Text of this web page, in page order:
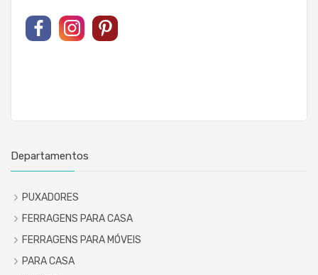
Departamentos
PUXADORES
FERRAGENS PARA CASA
FERRAGENS PARA MÓVEIS
PARA CASA